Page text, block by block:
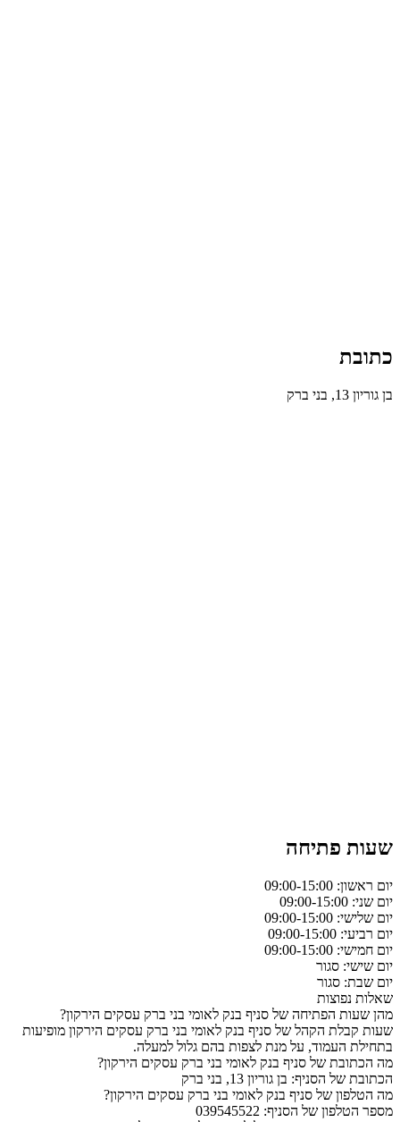
כתובת
בן גוריון 13, בני ברק
שעות פתיחה
יום ראשון: 09:00-15:00
יום שני: 09:00-15:00
יום שלישי: 09:00-15:00
יום רביעי: 09:00-15:00
יום חמישי: 09:00-15:00
יום שישי: סגור
יום שבת: סגור
שאלות נפוצות
מהן שעות הפתיחה של סניף בנק לאומי בני ברק עסקים הירקון?
שעות קבלת הקהל של סניף בנק לאומי בני ברק עסקים הירקון מופיעות
בתחילת העמוד, על מנת לצפות בהם גלול למעלה.
מה הכתובת של סניף בנק לאומי בני ברק עסקים הירקון?
הכתובת של הסניף: בן גוריון 13, בני ברק
מה הטלפון של סניף בנק לאומי בני ברק עסקים הירקון?
מספר הטלפון של הסניף: 039545522